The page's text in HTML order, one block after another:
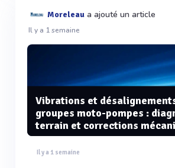
Moreleau a ajouté un article
Il y a 1 semaine
Vibrations et
groupes moto-pompes :
terrain et corrections
Il y a 1 semaine